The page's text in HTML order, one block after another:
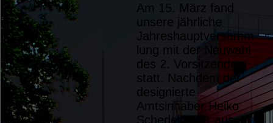
JHV_2025_Kommandant
JHV_2025_Übergabe_Vorsta
nd2
Am 15. März fand
unsere jährliche
Jahreshauptversamm
lung mit der Neuwahl
des 2. Vorsitzenden
statt. Nachdem der
designierte
Amtsinhaber Heiko
Schedelbauer aus